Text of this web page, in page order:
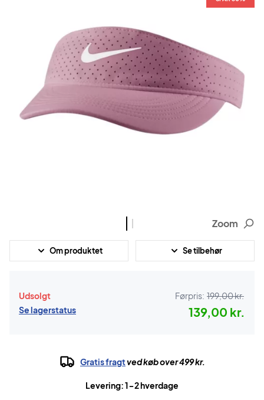
Zoom
Om produktet Se tilbehør
Udsolgt
Se lagerstatus
Førpris: 199,00 kr.
139,00 kr.
Gratis fragtved køb over 499 kr.
Levering: 1-2 hverdage